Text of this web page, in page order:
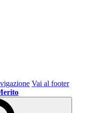
Vai al footer